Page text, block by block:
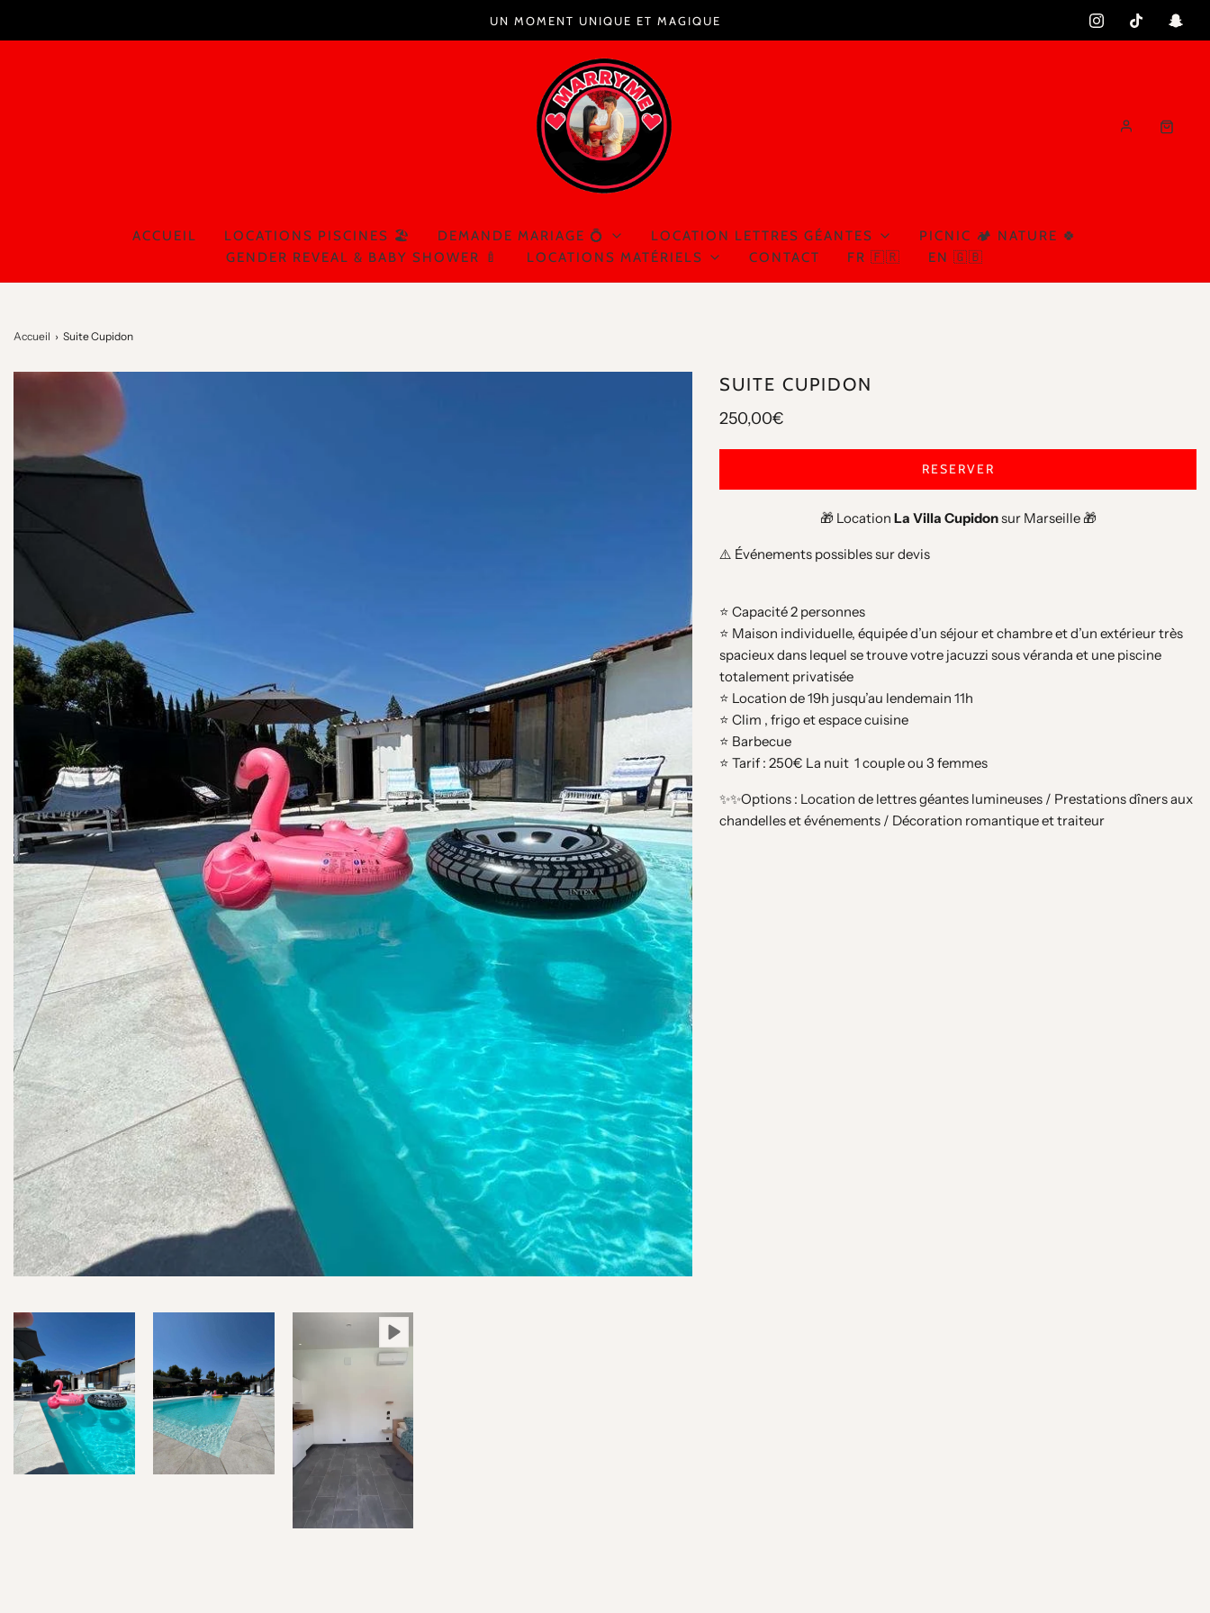
UN MOMENT UNIQUE ET MAGIQUE
ACCUEIL LOCATIONS PISCINES 🏖️ DEMANDE MARIAGE 💍 LOCATION LETTRES GÉANTES
PICNIC 🏕️ NATURE 🍀
GENDER REVEAL & BABY SHOWER 🍼
LOCATIONS MATÉRIELS CONTACT FR 🇫🇷 EN 🇬🇧
Accueil › Suite Cupidon
SUITE CUPIDON
250,00€
RESERVER
🎁 Location La Villa Cupidonsur Marseille 🎁
⚠️ Événements possibles sur devis
⭐️ Capacité 2 personnes
⭐️ Maison individuelle, équipée d’un séjour et chambre et d’un extérieur très
spacieux dans lequel se trouve votre jacuzzi sous véranda et une piscine
totalement privatisée
⭐️ Location de 19h jusqu’au lendemain 11h
⭐️ Clim , frigo et espace cuisine
⭐️ Barbecue
⭐️ Tarif : 250€ La nuit 1 couple ou 3 femmes
✨✨Options : Location de lettres géantes lumineuses / Prestations dîners aux
chandelles et événements / Décoration romantique et traiteur